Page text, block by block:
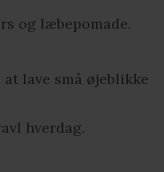
og læbepomade.
lave små øjeblikke
hverdag.